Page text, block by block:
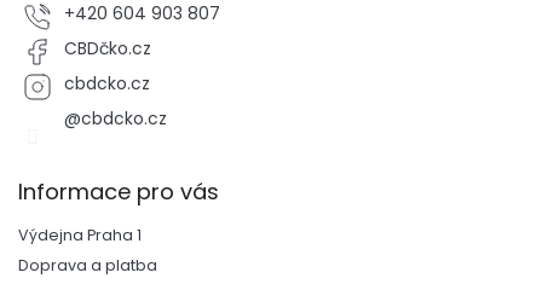
+420 604 903 807
CBDčko.cz
cbdcko.cz
@cbdcko.cz
Informace pro vás
Výdejna Praha 1
Doprava a platba